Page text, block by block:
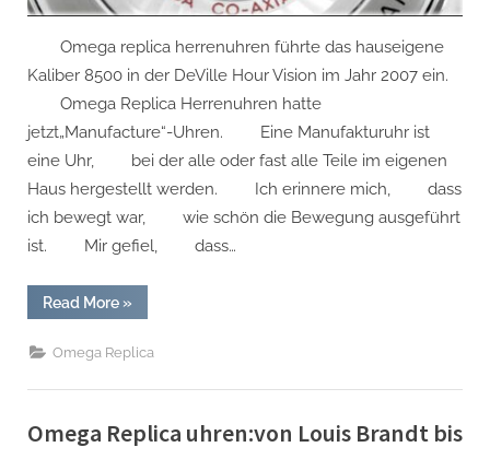
Omega replica herrenuhren führte das hauseigene
Kaliber 8500 in der DeVille Hour Vision im Jahr 2007 ein.
Omega Replica Herrenuhren hatte
jetzt„Manufacture“-Uhren. Eine Manufakturuhr ist
eine Uhr, bei der alle oder fast alle Teile im eigenen
Haus hergestellt werden. Ich erinnere mich, dass
ich bewegt war, wie schön die Bewegung ausgeführt
ist. Mir gefiel, dass…
Read More“Gedanken
Zum
Omega
Replica
8500”
»
Omega Replica
Omega Replica uhren:von Louis Brandt bis